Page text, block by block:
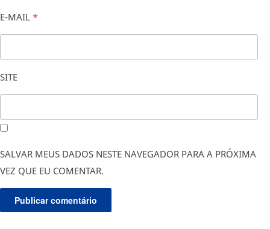
E-MAIL *
SITE
SALVAR MEUS DADOS NESTE NAVEGADOR PARA A PRÓXIMA
VEZ QUE EU COMENTAR.